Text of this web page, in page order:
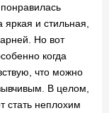
и стильная,
Но вот
когда
что можно
В целом,
стать неплохим